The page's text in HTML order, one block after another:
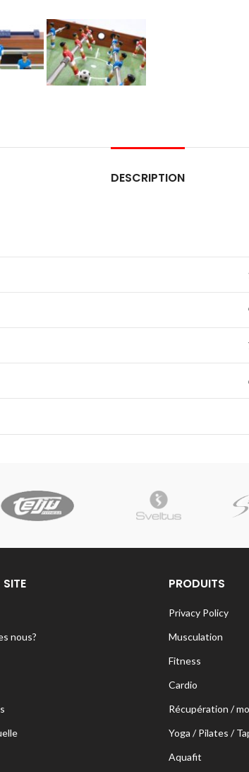
DESCRIPTION
nous?
PRODUITS
Privacy Policy
Musculation
Fitness
Cardio
Récupération /
Yoga / Pilates /
Aquafit